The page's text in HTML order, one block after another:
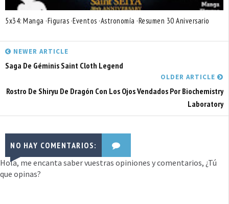
5x34: Manga ·Figuras ·Eventos ·Astronomía ·Resumen 30 Aniversario
NEWER ARTICLE
Saga De Géminis Saint Cloth Legend
OLDER ARTICLE
Rostro De Shiryu De Dragón Con Los Ojos Vendados Por Biochemistry
Laboratory
NO HAY COMENTARIOS:
Hola, me encanta saber vuestras opiniones y comentarios, ¿Tú
que opinas?